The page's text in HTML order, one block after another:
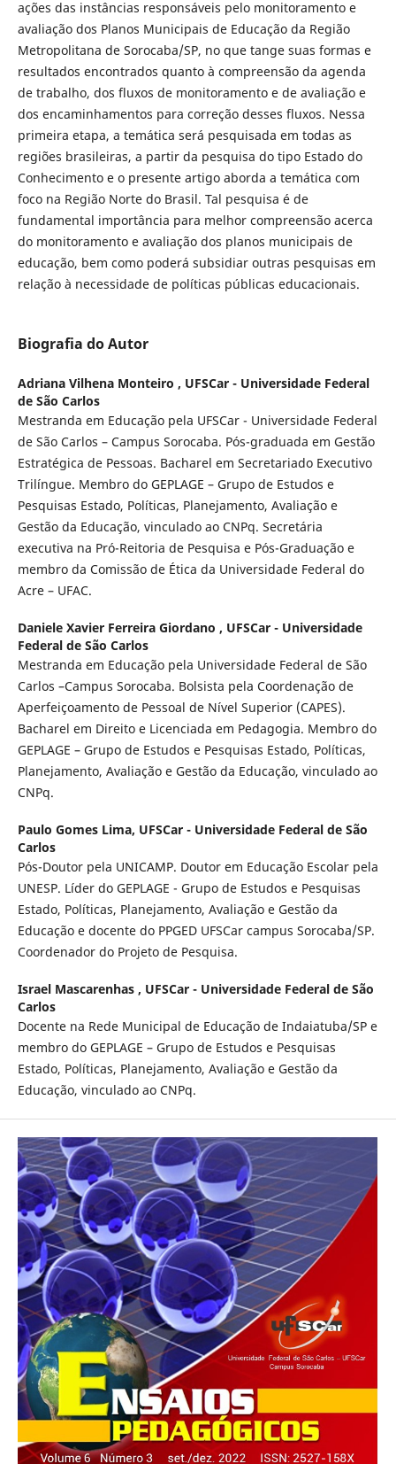
ações das instâncias responsáveis pelo monitoramento e
avaliação dos Planos Municipais de Educação da Região
Metropolitana de Sorocaba/SP, no que tange suas formas e
resultados encontrados quanto à compreensão da agenda
de trabalho, dos fluxos de monitoramento e de avaliação e
dos encaminhamentos para correção desses fluxos. Nessa
primeira etapa, a temática será pesquisada em todas as
regiões brasileiras, a partir da pesquisa do tipo Estado do
Conhecimento e o presente artigo aborda a temática com
foco na Região Norte do Brasil. Tal pesquisa é de
fundamental importância para melhor compreensão acerca
do monitoramento e avaliação dos planos municipais de
educação, bem como poderá subsidiar outras pesquisas em
relação à necessidade de políticas públicas educacionais.
Biografia do Autor
Adriana Vilhena Monteiro , UFSCar - Universidade Federal
de São Carlos
Mestranda em Educação pela UFSCar - Universidade Federal
de São Carlos – Campus Sorocaba. Pós-graduada em Gestão
Estratégica de Pessoas. Bacharel em Secretariado Executivo
Trilíngue. Membro do GEPLAGE – Grupo de Estudos e
Pesquisas Estado, Políticas, Planejamento, Avaliação e
Gestão da Educação, vinculado ao CNPq. Secretária
executiva na Pró-Reitoria de Pesquisa e Pós-Graduação e
membro da Comissão de Ética da Universidade Federal do
Acre – UFAC.
Daniele Xavier Ferreira Giordano , UFSCar - Universidade
Federal de São Carlos
Mestranda em Educação pela Universidade Federal de São
Carlos –Campus Sorocaba. Bolsista pela Coordenação de
Aperfeiçoamento de Pessoal de Nível Superior (CAPES).
Bacharel em Direito e Licenciada em Pedagogia. Membro do
GEPLAGE – Grupo de Estudos e Pesquisas Estado, Políticas,
Planejamento, Avaliação e Gestão da Educação, vinculado ao
CNPq.
Paulo Gomes Lima, UFSCar - Universidade Federal de São
Carlos
Pós-Doutor pela UNICAMP. Doutor em Educação Escolar pela
UNESP. Líder do GEPLAGE - Grupo de Estudos e Pesquisas
Estado, Políticas, Planejamento, Avaliação e Gestão da
Educação e docente do PPGED UFSCar campus Sorocaba/SP.
Coordenador do Projeto de Pesquisa.
Israel Mascarenhas , UFSCar - Universidade Federal de São
Carlos
Docente na Rede Municipal de Educação de Indaiatuba/SP e
membro do GEPLAGE – Grupo de Estudos e Pesquisas
Estado, Políticas, Planejamento, Avaliação e Gestão da
Educação, vinculado ao CNPq.